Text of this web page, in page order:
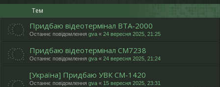
д
ос
ту
п
я
Тем
Придбаю відеотермінал ВТА-2000
Останнє повідомлення gva « 24 вересня 2025, 21:25
Придбаю відеотермінал СМ7238
Останнє повідомлення gva « 24 вересня 2025, 21:24
[Україна] Придбаю УВК СМ-1420
Останнє повідомлення gva « 15 вересня 2025, 23:31